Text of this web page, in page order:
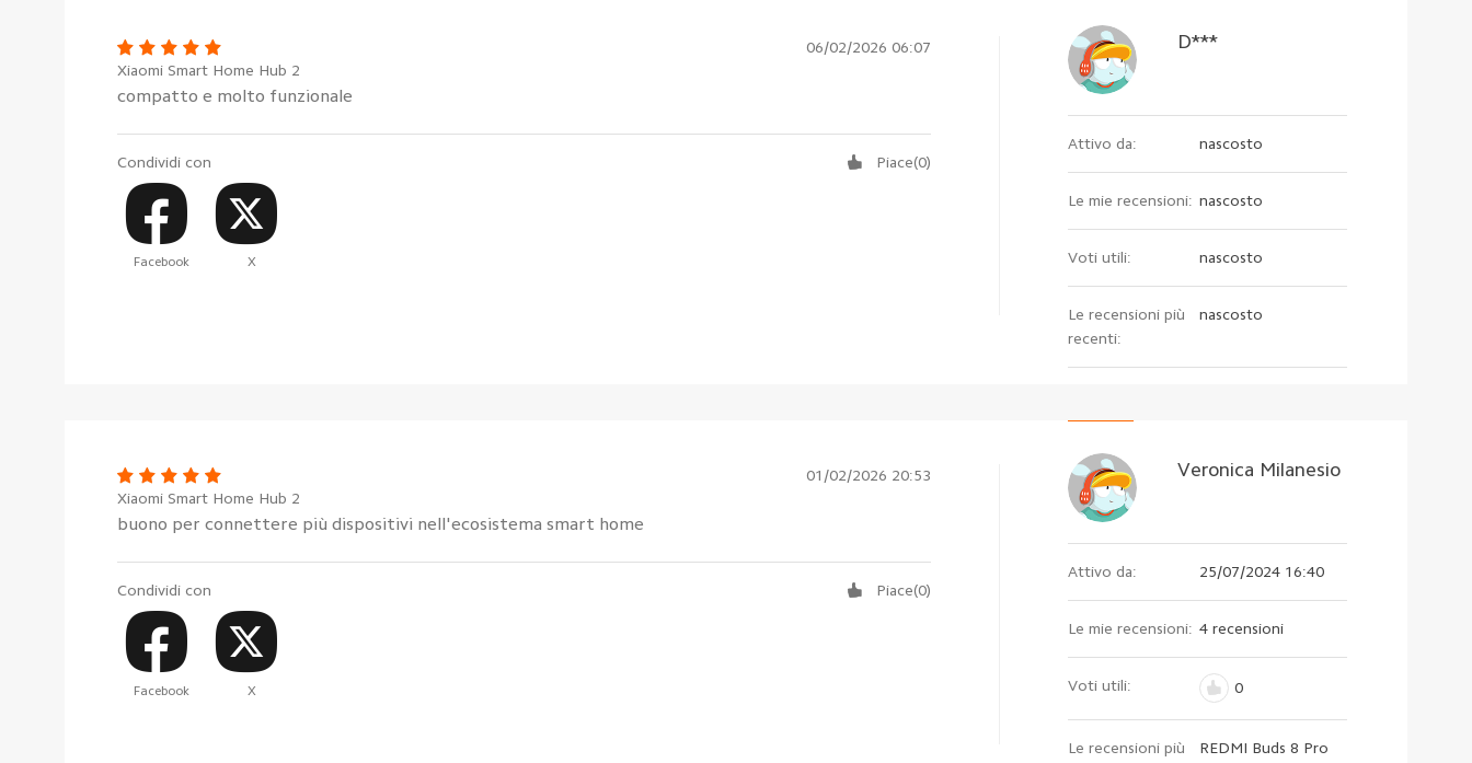
06/02/2026 06:07
Xiaomi Smart Home Hub 2
compatto e molto funzionale
Condividi con
Facebook X
Piace(0)
D***
Attivo da: nascosto
Le mie recensioni: nascosto
Voti utili: nascosto
Le recensioni più
recenti:
nascosto
01/02/2026 20:53
Xiaomi Smart Home Hub 2
buono per connettere più dispositivi nell'ecosistema smart home
Condividi con
Facebook X
Piace(0)
Veronica Milanesio
Attivo da: 25/07/2024 16:40
Le mie recensioni: 4 recensioni
Voti utili: 0
Le recensioni più REDMI Buds 8 Pro